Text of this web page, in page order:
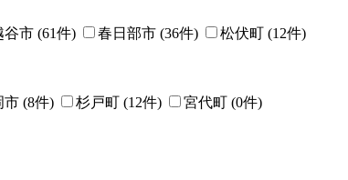
谷市 (61件) 春日部市 (36件) 松伏町 (12件)
市 (8件) 杉戸町 (12件) 宮代町 (0件)